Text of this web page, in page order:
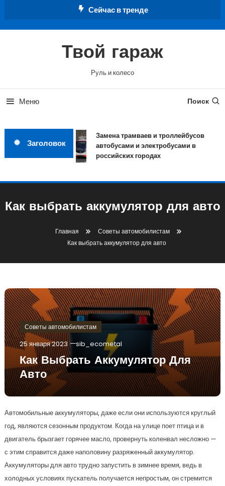
Сейчас в тренде
Твой гараж
Руль и колесо
Меню Поиск
Заголовок
Замена трамваев и троллейбусов
автобусами и электробусами в
российских городах
Как выбрать аккумулятор для авто
Главная
Советы автомобилистам
Как выбрать аккумулятор для авто
Советы автомобилистам
25 января 2023 sib_ecometal
Как Выбрать Аккумулятор Для
Авто
Автомобильные аккумуляторы, даже если они используются круглый
год, являются сезонным продуктом. Когда на улице поет птица и в
двигатель брызгает горячее масло, провернуть коленвал несложно —
с этим справится даже наполовину разряженный аккумулятор.
Аккумуляторы для авто трудно запустить в зимнее время, ведь в
холодных условиях пускатель получается непростым, он стремится